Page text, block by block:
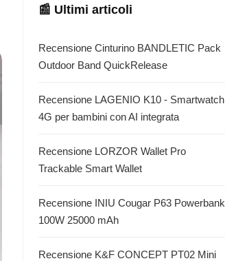
📰 Ultimi articoli
Recensione Cinturino BANDLETIC Pack
Outdoor Band QuickRelease
Recensione LAGENIO K10 - Smartwatch
4G per bambini con AI integrata
Recensione LORZOR Wallet Pro
Trackable Smart Wallet
Recensione INIU Cougar P63 Powerbank
100W 25000 mAh
Recensione K&F CONCEPT PT02 Mini